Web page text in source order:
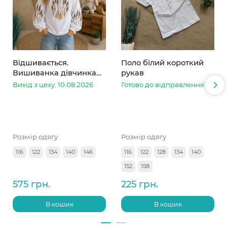
Відшивається.
Вишиванка дівчинка
колоски
Вихід з цеху: 10.08.2026
Розмір одягу
116 122 134 140 146
575 грн.
В кошик
Поло білий короткий
рукав
Готово до відправлення
Розмір одягу
116 122 128 134
140
152
158
225 грн.
В кошик